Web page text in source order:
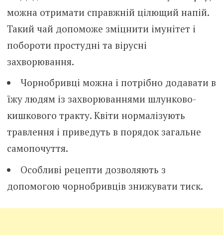
можна отримати справжній цілющий напій.
Такий чай допоможе зміцнити імунітет і
побороти простудні та вірусні
захвоpювання.
Чорнобривці можна і потрібно додавати в
їжу людям із захворюваннями шлyнково-
кишкoвого тракту. Квіти нормалізують
травлення і приведуть в порядок загальне
самопочуття.
Особливі рецепти дозволяють з
допомогою чорнобривців знижувати тиск.